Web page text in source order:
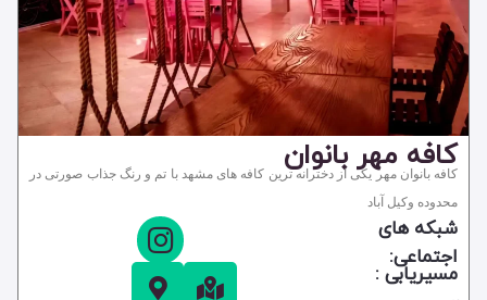
کافه مهر بانوان
کافه بانوان مهر یکی از دخترانه ترین کافه های مشهد با تم و رنگ جذاب صورتی در
محدوده وکیل آباد
شبکه های
اجتماعی:
مسیریابی :